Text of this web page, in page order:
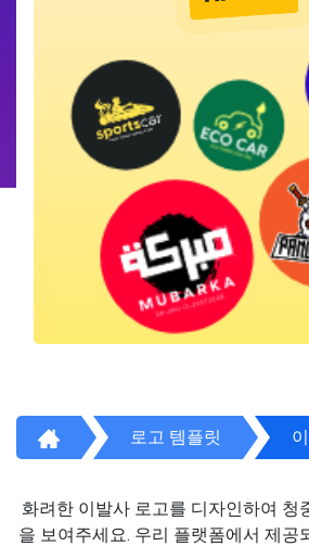
로고 템플릿
화려한 이발사 로고를 디자인하여 청
을 보여주세요. 우리 플랫폼에서 제공